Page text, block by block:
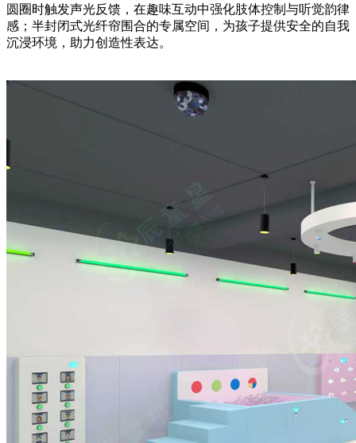
圆圈时触发声光反馈，在趣味互动中强化肢体控制与听觉韵律
感；半封闭式光纤帘围合的专属空间，为孩子提供安全的自我
沉浸环境，助力创造性表达。